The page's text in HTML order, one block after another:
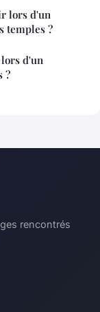
lors d'un
temples ?
d'un
?
rencontrés